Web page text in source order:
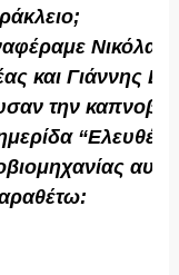
και Γιάννης
την